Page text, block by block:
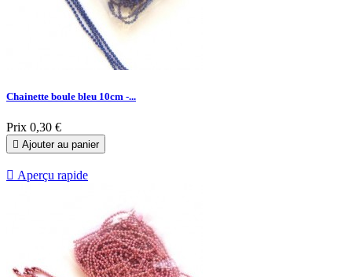
Chainette boule bleu 10cm -...
Prix 0,30 €
 Ajouter au panier
 Aperçu rapide